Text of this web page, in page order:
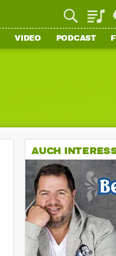
VIDEO PODCAST
AUCH